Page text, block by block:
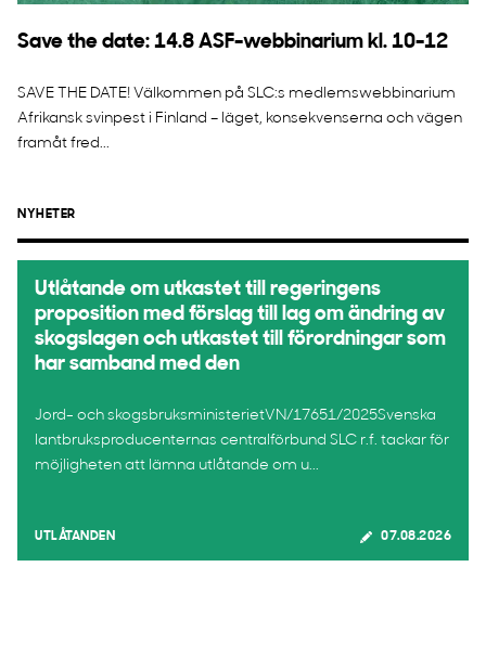
Save the date: 14.8 ASF-webbinarium kl. 10-12
SAVE THE DATE! Välkommen på SLC:s medlemswebbinarium
Afrikansk svinpest i Finland – läget, konsekvenserna och vägen
framåt fred...
NYHETER
Utlåtande om utkastet till regeringens
proposition med förslag till lag om ändring av
skogslagen och utkastet till förordningar som
har samband med den
Jord- och skogsbruksministerietVN/17651/2025Svenska
lantbruksproducenternas centralförbund SLC r.f. tackar för
möjligheten att lämna utlåtande om u...
UTLÅTANDEN 07.08.2026